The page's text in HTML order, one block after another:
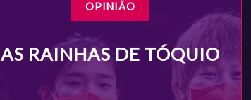
OPINIÃO
AS RAINHAS DE TÓQUIO